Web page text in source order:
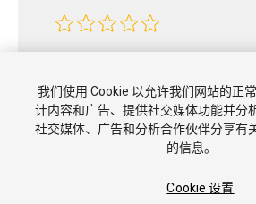
我们使用 Cookie 以允许我们网站的正
计内容和广告、提供社交媒体功能并分
社交媒体、广告和分析合作伙伴分享有
的信息。
Cookie 设置